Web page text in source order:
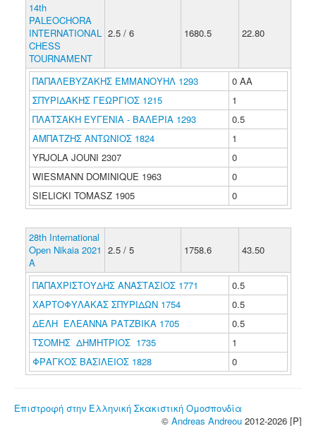
14th
PALEOCHORA
INTERNATIONAL
CHESS
TOURNAMENT
2.5 / 6 1680.5 22.80
ΠΑΠΑΛΕΒΥΖΑΚΗΣ ΕΜΜΑΝΟΥΗΛ 1293
0 ΑΑ
ΣΠΥΡΙΔΑΚΗΣ ΓΕΩΡΓΙΟΣ 1215
1
ΠΛΑΤΣΑΚΗ ΕΥΓΕΝΙΑ - ΒΑΛΕΡΙΑ 1293
0.5
ΑΜΠΑΤΖΗΣ ΑΝΤΩΝΙΟΣ 1824
1
YRJOLA JOUNI 2307
0
WIESMANN DOMINIQUE 1963
0
SIELICKI TOMASZ 1905
0
28th International
Open Nikaia 2021
A
2.5 / 5 1758.6 43.50
ΠΑΠΑΧΡΙΣΤΟΥΔΗΣ ΑΝΑΣΤΑΣΙΟΣ 1771
0.5
ΧΑΡΤΟΦΥΛΑΚΑΣ ΣΠΥΡΙΔΩΝ 1754
0.5
ΔΕΛΗ ΕΛΕΑΝΝΑ ΡΑΤΖΒΙΚΑ 1705
0.5
ΤΣΟΜΗΣ ΔΗΜΗΤΡΙΟΣ 1735
1
ΦΡΑΓΚΟΣ ΒΑΣΙΛΕΙΟΣ 1828
0
Επιστροφή στην Ελληνική Σκακιστική Ομοσπονδία
© Andreas Andreou 2012-2026 [P]